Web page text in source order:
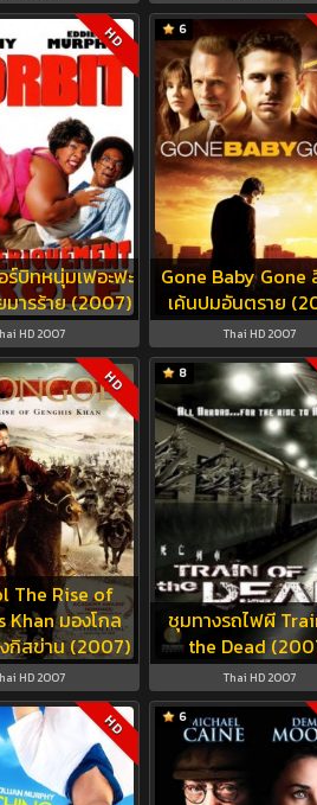
บิทหนุ่มเฟอะฟะ
ารร้าย (2007)
HD
HD 2007
Gone Baby Gone
เค้นปมอันตราย
6
Thai HD 2007
The Rise of
Khan มองโกล
งกิสข่าน (2007)
HD
HD 2007
ชุมทางรถไฟผี
the Dead
8
Thai HD 2007
HD 6